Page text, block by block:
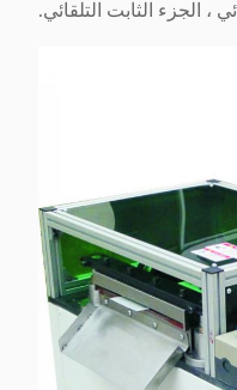
، الجزء الثابت التلقائي.